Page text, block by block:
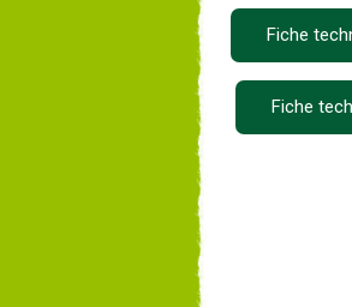
Fiche
Fiche